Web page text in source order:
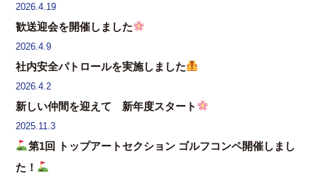
2026.4.19
歓送迎会を開催しました
2026.4.9
社内安全パトロールを実施しました
2026.4.2
新しい仲間を迎えて 新年度スタート
2025.11.3
第1回 トップアートセクション ゴルフコンペ開催しまし
た！